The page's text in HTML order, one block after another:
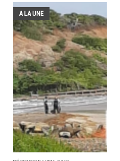
A LA UNE